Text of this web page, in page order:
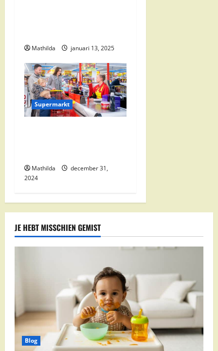
Mathilda januari 13, 2025
Supermarkt
Mathilda
december 31,
2024
JE HEBT MISSCHIEN GEMIST
Blog